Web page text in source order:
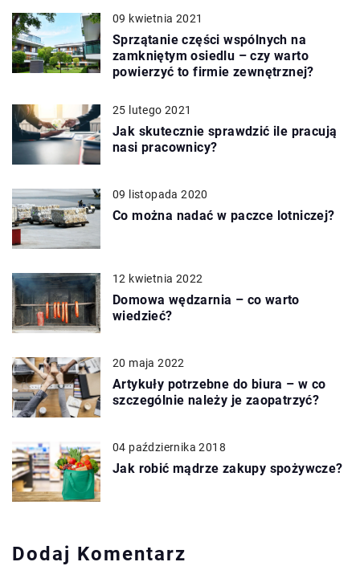
09 kwietnia 2021
Sprzątanie części wspólnych na
zamkniętym osiedlu – czy warto
powierzyć to firmie zewnętrznej?
25 lutego 2021
Jak skutecznie sprawdzić ile pracują
nasi pracownicy?
09 listopada 2020
Co można nadać w paczce lotniczej?
12 kwietnia 2022
Domowa wędzarnia – co warto
wiedzieć?
20 maja 2022
Artykuły potrzebne do biura – w co
szczególnie należy je zaopatrzyć?
04 października 2018
Jak robić mądrze zakupy spożywcze?
Dodaj Komentarz